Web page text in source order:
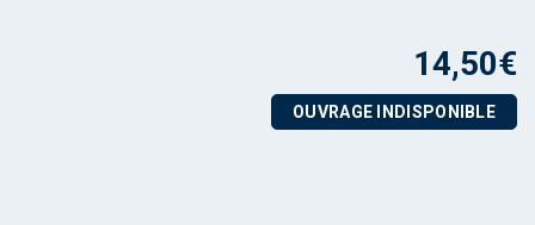
14,50€
OUVRAGE INDISPONIBLE